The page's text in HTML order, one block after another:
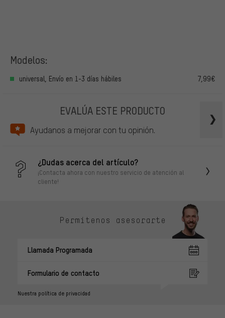
Modelos:
universal, Envío en 1-3 días hábiles 7,99€
EVALÚA ESTE PRODUCTO
Ayudanos a mejorar con tu opinión.
¿Dudas acerca del artículo?
¡Contacta ahora con nuestro servicio de atención al
cliente!
Permítenos asesorarte
Llamada Programada
Formulario de contacto
Nuestra política de privacidad